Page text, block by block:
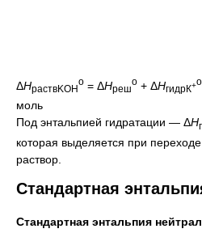
ΔHраствKOH
о = ΔHреш
о + ΔHгидрК+о
моль
Под энтальпией гидратации — ΔH
которая выделяется при
раствор.
Стандартная
Стандартная энтальпия